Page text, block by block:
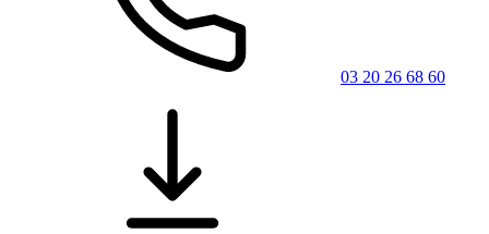
03 20 26 68 60